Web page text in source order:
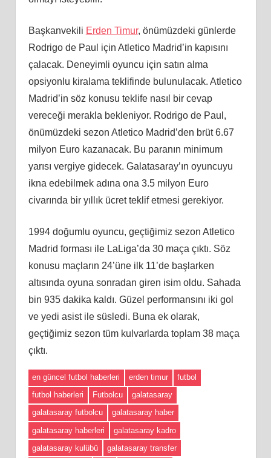
Başkanvekili Erden Timur, önümüzdeki günlerde
Rodrigo de Paul için Atletico Madrid’in kapısını
çalacak. Deneyimli oyuncu için satın alma
opsiyonlu kiralama teklifinde bulunulacak. Atletico
Madrid’in söz konusu teklife nasıl bir cevap
vereceği merakla bekleniyor. Rodrigo de Paul,
önümüzdeki sezon Atletico Madrid’den brüt 6.67
milyon Euro kazanacak. Bu paranın minimum
yarısı vergiye gidecek. Galatasaray’ın oyuncuyu
ikna edebilmek adına ona 3.5 milyon Euro
civarında bir yıllık ücret teklif etmesi gerekiyor.
1994 doğumlu oyuncu, geçtiğimiz sezon Atletico
Madrid forması ile LaLiga’da 30 maça çıktı. Söz
konusu maçların 24’üne ilk 11’de başlarken
altısında oyuna sonradan giren isim oldu. Sahada
bin 935 dakika kaldı. Güzel performansını iki gol
ve yedi asist ile süsledi. Buna ek olarak,
geçtiğimiz sezon tüm kulvarlarda toplam 38 maça
çıktı.
en güncel futbol haberleri erden timur
futbol
futbol haberleri
Futbolcu
galatasaray
galatasaray futbolcu
galatasaray haber
galatasaray haberleri
galatasaray kadro
galatasaray kulübü
galatasaray transfer